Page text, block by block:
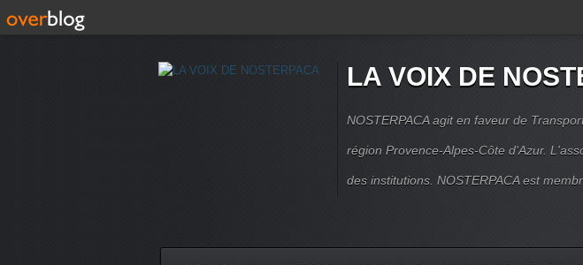
LA VOIX DE
NOSTERPACA agit en faveur de
région Provence-Alpes-Côte d'Azur.
des institutions. NOSTERPACA est